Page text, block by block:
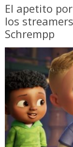
El apetito
los
Schrempp